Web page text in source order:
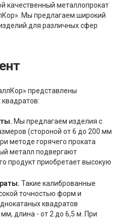
качественный металлопрокат
Мы предлагаем широкий
для различных сфер
представлены
Мы предлагаем изделия с
(стороной от 6 до 200 мм
методе горячего проката
металл подвергают
продукт приобретает высокую
Такие калиброванные
точностью форм и
квадратов
длина - от 2 до 6,5 м. При